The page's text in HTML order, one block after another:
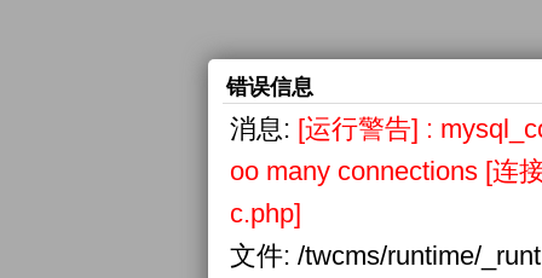
错误信息
消息: [运行警告] :
oo many connections [连
c.php]
文件: /twcms/runtime/